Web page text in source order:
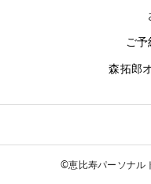
ご
森拓郎
©恵比寿パーソナル